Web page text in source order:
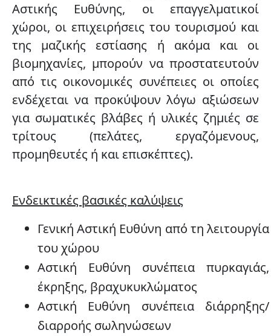
Αστικής Ευθύνης, οι επαγγελματικοί
χώροι, οι επιχειρήσεις του τουρισμού και
της μαζικής εστίασης ή ακόμα και οι
βιομηχανίες, μπορούν να προστατευτούν
από τις οικονομικές συνέπειες οι οποίες
ενδέχεται να προκύψουν λόγω αξιώσεων
για σωματικές βλάβες ή υλικές ζημιές σε
τρίτους (πελάτες, εργαζόμενους,
προμηθευτές ή και επισκέπτες).
Ενδεικτικές βασικές καλύψεις
Γενική Αστική Ευθύνη από τη λειτουργία
του χώρου
Αστική Ευθύνη συνέπεια πυρκαγιάς,
έκρηξης, βραχυκυκλώματος
Αστική Ευθύνη συνέπεια διάρρηξης/
διαρροής σωληνώσεων